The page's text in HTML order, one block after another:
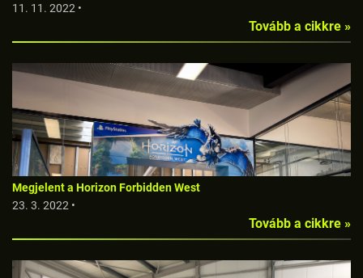
11. 11. 2022 •
Tovább a cikkre »
Megjelent a Horizon Forbidden West
23. 3. 2022 •
Tovább a cikkre »